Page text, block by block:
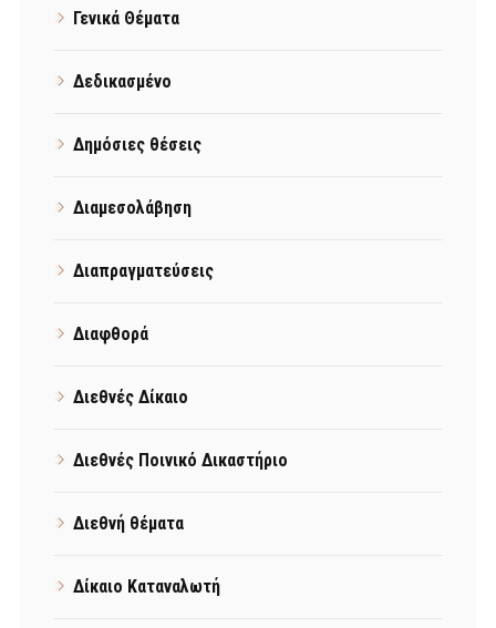
Γενικά Θέματα
Δεδικασμένο
Δημόσιες θέσεις
Διαμεσολάβηση
Διαπραγματεύσεις
Διαφθορά
Διεθνές Δίκαιο
Διεθνές Ποινικό Δικαστήριο
Διεθνή θέματα
Δίκαιο Καταναλωτή